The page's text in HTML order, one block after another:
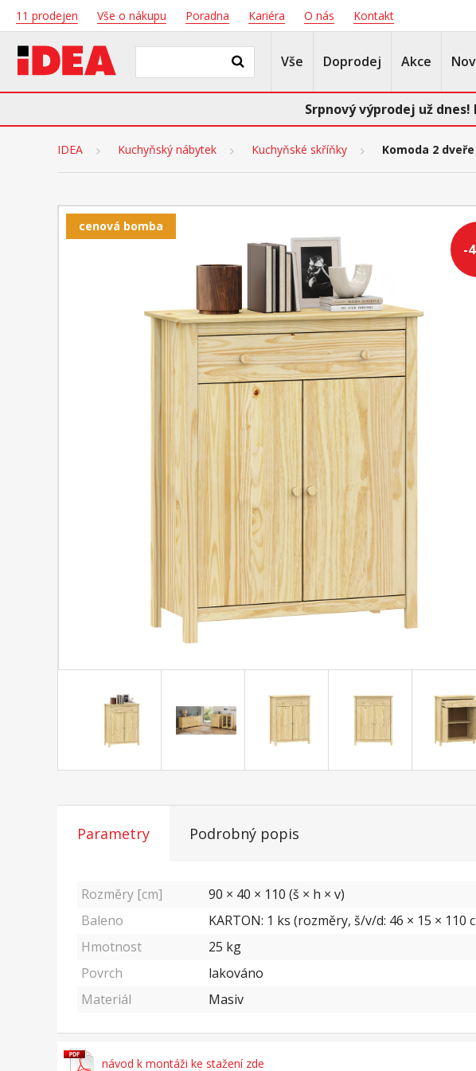
11 prodejen Vše o nákupu Poradna Kariéra O nás Kontakt
Vše Doprodej Akce
Srpnový výprodej už
IDEA Kuchyňský nábytek Kuchyňské skříňky Komoda 2
-
cenová bomba
Parametry Podrobný popis
Rozměry [cm]
90 × 40 × 110 (š × h × v)
Baleno
KARTON: 1 ks (rozměry, š/v/d: 46 × 15 × 110
Hmotnost
25 kg
Povrch
lakováno
Materiál
Masiv
návod k montáži ke stažení zde